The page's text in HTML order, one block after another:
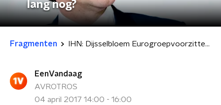
lang nog?
Fragmenten IHN: Dijsselbloem Eurogroepvoorzitter, maar hoe lang nog?
EenVandaag
AVROTROS
04 april 2017 14:00 - 16:00